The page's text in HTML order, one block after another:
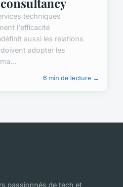
techniques
l'efficacité
aussi les relations
adopter les
6 min de lecture →
passionnés de tech et